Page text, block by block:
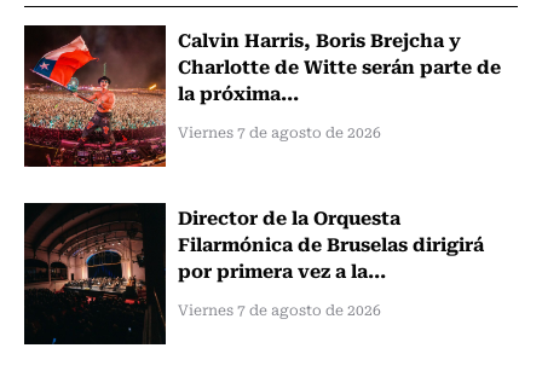
Calvin Harris, Boris Brejcha y
Charlotte de Witte serán parte de
la próxima...
Viernes 7 de agosto de 2026
Director de la Orquesta
Filarmónica de Bruselas dirigirá
por primera vez a la...
Viernes 7 de agosto de 2026